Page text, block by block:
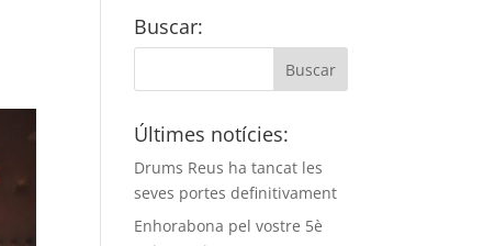
Buscar:
Últimes notícies:
Drums Reus ha tancat les
seves portes definitivament
Enhorabona pel vostre 5è